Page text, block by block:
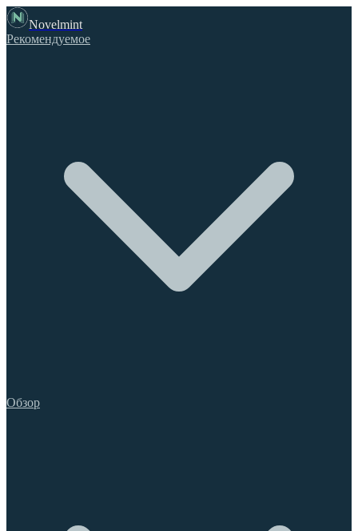
Novelmint
Рекомендуемое
Обзор